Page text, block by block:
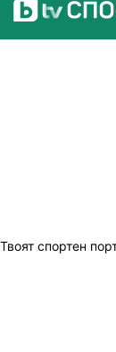
Твоят спортен